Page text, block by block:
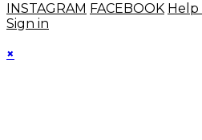
INSTAGRAM FACEBOOK Help
Sign in
×